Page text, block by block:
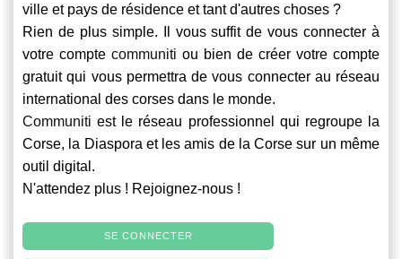
ville et pays de résidence et tant d'autres choses ?
Rien de plus simple. Il vous suffit de vous connecter à
votre compte communiti ou bien de créer votre compte
gratuit qui vous permettra de vous connecter au réseau
international des corses dans le monde.
Communiti est le réseau professionnel qui regroupe la
Corse, la Diaspora et les amis de la Corse sur un même
outil digital.
N'attendez plus ! Rejoignez-nous !
SE CONNECTER